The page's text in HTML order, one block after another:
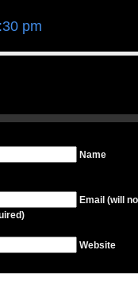
pm
Name
Email (will
Website